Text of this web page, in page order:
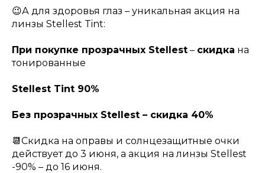
😉А для здоровья глаз – уникальная акция на
линзы Stellest Tint:
При покупке прозрачных Stellest – скидка на
тонированные
Stellest Tint 90%
Без прозрачных Stellest – скидка 40%
📆Скидка на оправы и солнцезащитные очки
действует до 3 июня, а акция на линзы Stellest
-90% – до 16 июня.